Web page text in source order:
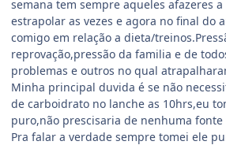
semana tem sempre aqueles afazeres
estrapolar as vezes e agora no final do
comigo em relação a dieta/
reprovação,pressão da familia e de
problemas e outros no qual
Minha principal duvida é se não
de carboidrato no lanche as 10hrs,eu
puro,não prescisaria de nenhuma
Pra falar a verdade sempre tomei ele